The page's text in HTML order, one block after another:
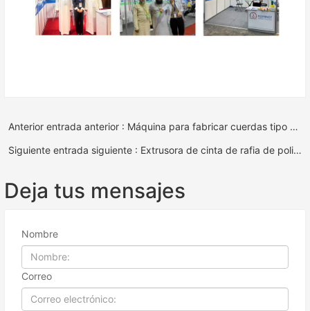
Anterior entrada anterior : Máquina para fabricar cuerdas tipo cierre de vara
Siguiente entrada siguiente : Extrusora de cinta de rafia de polipropileno.
Deja tus mensajes
Nombre
Correo